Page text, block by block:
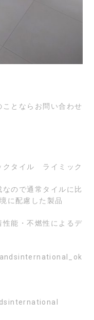
とならお問い合わせ
クタイル ライミック
なので通常タイルに比
に配慮した製品
能・不燃性によるデ